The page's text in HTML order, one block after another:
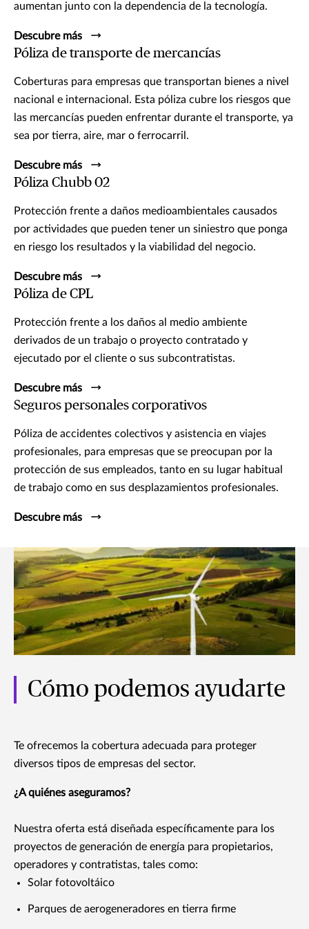
aumentan junto con la dependencia de la tecnología.
Descubre más
Póliza de transporte de mercancías
Coberturas para empresas que transportan bienes a nivel
nacional e internacional. Esta póliza cubre los riesgos que
las mercancías pueden enfrentar durante el transporte, ya
sea por tierra, aire, mar o ferrocarril.
Descubre más
Póliza Chubb 02
Protección frente a daños medioambientales causados
por actividades que pueden tener un siniestro que ponga
en riesgo los resultados y la viabilidad del negocio.
Descubre más
Póliza de CPL​
Protección frente a los daños al medio ambiente
derivados de un trabajo o proyecto contratado y
ejecutado por el cliente o sus subcontratistas.
Descubre más
Seguros personales corporativos
Póliza de accidentes colectivos y asistencia en viajes
profesionales, para empresas que se preocupan por la
protección de sus empleados, tanto en su lugar habitual
de trabajo como en sus desplazamientos profesionales.
Descubre más
Cómo podemos ayudarte
Te ofrecemos la cobertura adecuada para proteger
diversos tipos de empresas del sector.
¿A quiénes aseguramos?
Nuestra oferta está diseñada específicamente para los
proyectos de generación de energía para propietarios,
operadores y contratistas, tales como:
Solar fotovoltáico
Parques de aerogeneradores en tierra firme